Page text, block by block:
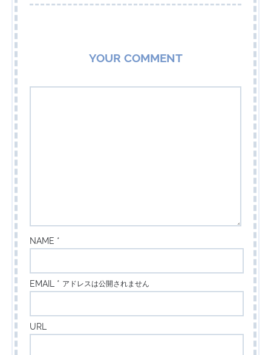
YOUR COMMENT
NAME *
EMAIL * アドレスは公開されません
URL